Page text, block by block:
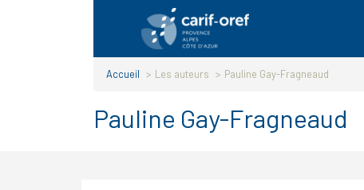
Accueil > Les auteurs > Pauline Gay-Fragneaud
Pauline Gay-Fragneaud
Panneau de gestion des cookies